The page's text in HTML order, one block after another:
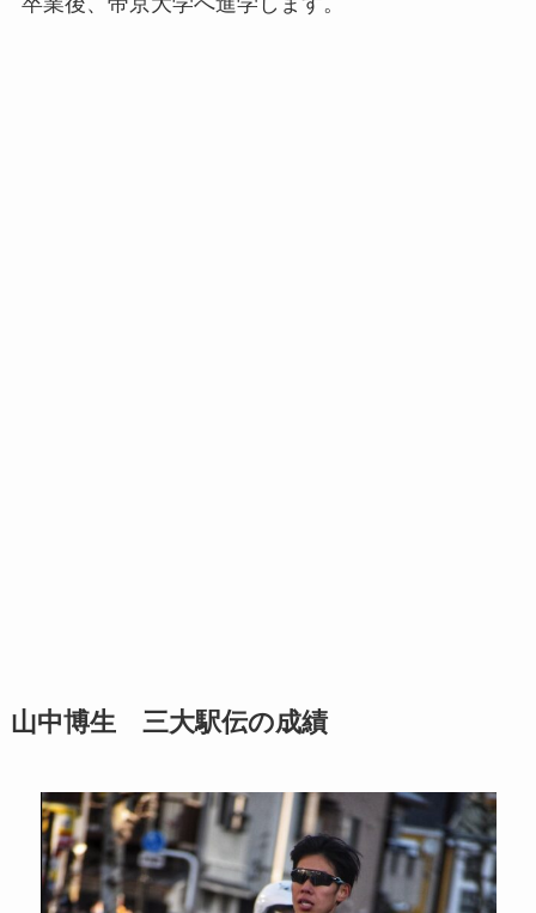
山中博生 三大駅伝の成績